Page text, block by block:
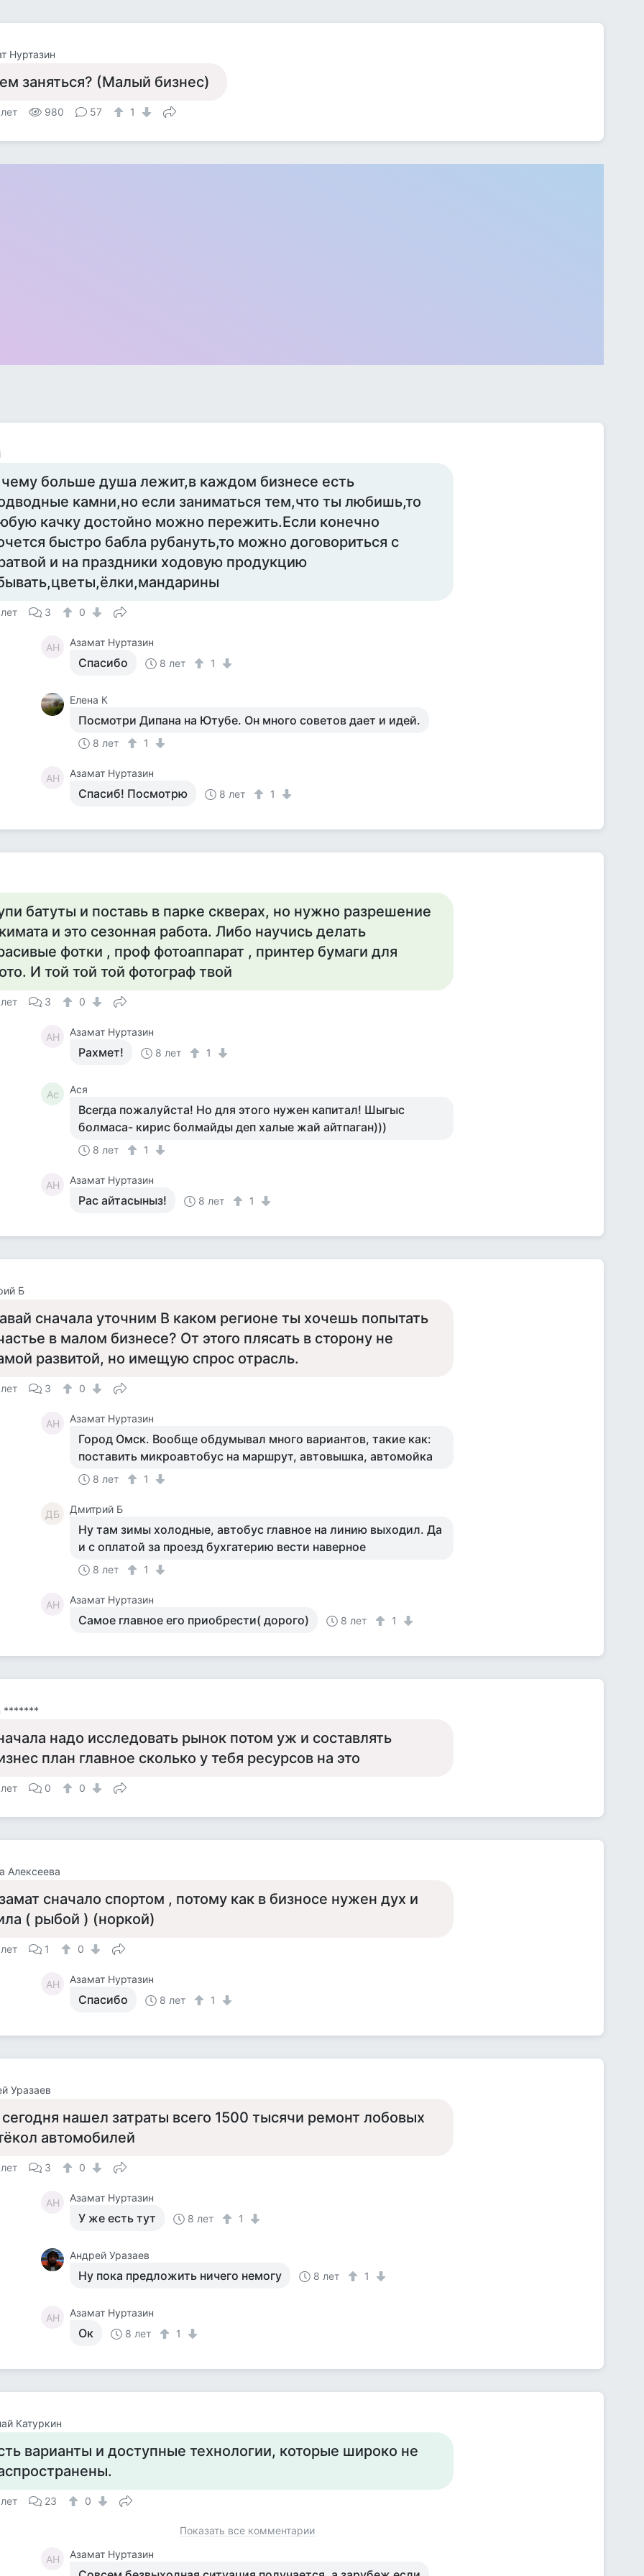
Нуртазин
заняться? (Малый бизнес)
980 57 1
больше душа лежит,в каждом бизнесе есть
камни,но если заниматься тем,что ты любишь,то
качку достойно можно пережить.Если конечно
быстро бабла рубануть,то можно договориться с
и на праздники ходовую продукцию
3 0
АН Азамат Нуртазин
Спасибо 8 лет 1
Елена К
Посмотри Дипана на Ютубе. Он много советов дает и идей.
8 лет 1
АН Азамат Нуртазин
Спасиб! Посмотрю 8 лет 1
батуты и поставь в парке скверах, но нужно разрешение
и это сезонная работа. Либо научись делать
фотки , проф фотоаппарат , принтер бумаги для
И той той той фотограф твой
3 0
АН Азамат Нуртазин
Рахмет! 8 лет 1
Ас Ася
Всегда пожалуйста! Но для этого нужен капитал! Шыгыс
болмаса- кирис болмайды деп халые жай айтпаган)))
8 лет 1
АН Азамат Нуртазин
Рас айтасыныз! 8 лет 1
Б
сначала уточним В каком регионе ты хочешь попытать
в малом бизнесе? От этого плясать в сторону не
развитой, но имещую спрос отрасль.
3 0
АН Азамат Нуртазин
Город Омск. Вообще обдумывал много вариантов, такие как:
поставить микроавтобус на маршрут, автовышка, автомойка
8 лет 1
ДБ Дмитрий Б
Ну там зимы холодные, автобус главное на линию выходил. Да
и с оплатой за проезд бухгатерию вести наверное
8 лет 1
АН Азамат Нуртазин
Самое главное его приобрести( дорого) 8 лет 1
*******
надо исследовать рынок потом уж и составлять
план главное сколько у тебя ресурсов на это
0 0
Алексеева
сначало спортом , потому как в бизносе нужен дух и
( рыбой ) (норкой)
1 0
АН Азамат Нуртазин
Спасибо 8 лет 1
Уразаев
нашел затраты всего 1500 тысячи ремонт лобовых
автомобилей
3 0
АН Азамат Нуртазин
У же есть тут 8 лет 1
Андрей Уразаев
Ну пока предложить ничего немогу 8 лет 1
АН Азамат Нуртазин
Ок 8 лет 1
Катуркин
варианты и доступные технологии, которые широко не
23 0
Показать все комментарии
АН Азамат Нуртазин